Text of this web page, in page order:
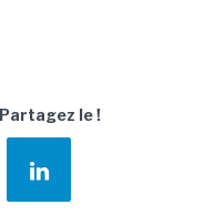
Partagez le !